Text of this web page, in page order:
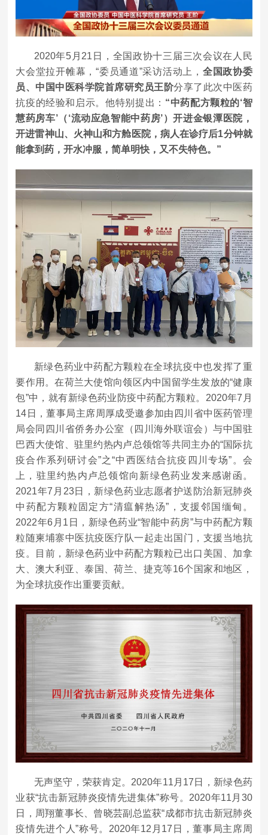
2020年5月21日，全国政协十三届三次会议在人民
大会堂拉开帷幕，“委员通道”采访活动上， 全国政协委
员、中国中医科学院首席研究员王阶分享了此次中医药
抗疫的经验和启示。他特别提出： “中药配方颗粒的‘智
慧药房车’（‘流动应急智能中药房’）开进金银潭医院，
开进雷神山、火神山和方舱医院，病人在诊疗后1分钟就
能拿到药，开水冲服，简单明快，又不失特色。”
新绿色药业中药配方颗粒在全球抗疫中也发挥了重
要作用。在荷兰大使馆向领区内中国留学生发放的“健康
包”中，就有新绿色药业防疫中药配方颗粒。2020年7月
14日，董事局主席周厚成受邀参加由四川省中医药管理
局会同四川省侨务办公室（四川海外联谊会）与中国驻
巴西大使馆、驻里约热内卢总领馆等共同主办的“国际抗
疫合作系列研讨会”之“中西医结合抗疫四川专场”。会
上，驻里约热内卢总领馆向新绿色药业发来感谢函。
2021年7月23日，新绿色药业志愿者护送防治新冠肺炎
中药配方颗粒固定方“清瘟解热汤”，支援邻国缅甸。
2022年6月1日，新绿色药业“智能中药房”与中药配方颗
粒随柬埔寨中医抗疫医疗队一起走出国门，支援当地抗
疫。目前，新绿色药业中药配方颗粒已出口美国、加拿
大、澳大利亚、泰国、荷兰、捷克等16个国家和地区，
为全球抗疫作出重要贡献。
无声坚守，荣获肯定。2020年11月17日，新绿色药
业获“抗击新冠肺炎疫情先进集体”称号。2020年11月30
日，周翔董事长、曾晓芸副总监获“成都市抗击新冠肺炎
疫情先进个人”称号。2020年12月17日，董事局主席周